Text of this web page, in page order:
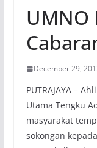
UMNO
December 29,
PUTRAJAYA –
Utama Tengku
masyarakat
sokongan